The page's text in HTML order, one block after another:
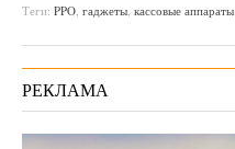
Теги: PPO гаджеты кассовые аппараты
РЕКЛАМА